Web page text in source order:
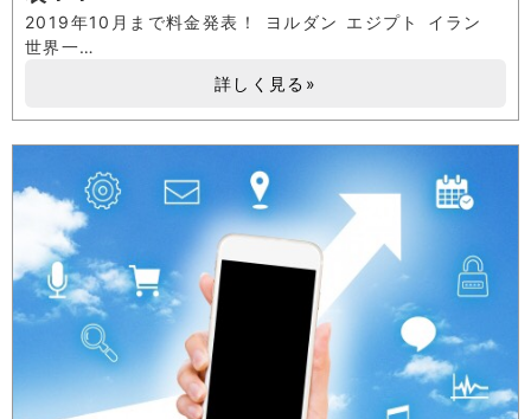
2019年10月まで料金発表！ ヨルダン エジプト イラン
世界一…
詳しく見る»